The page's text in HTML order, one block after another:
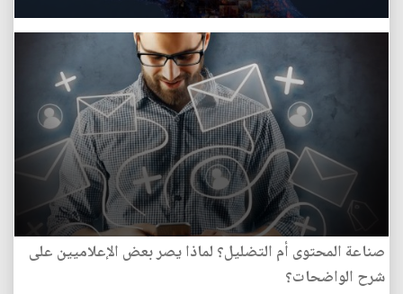
صناعة المحتوى أم التضليل؟ لماذا يصر بعض الإعلاميين على
شرح الواضحات؟